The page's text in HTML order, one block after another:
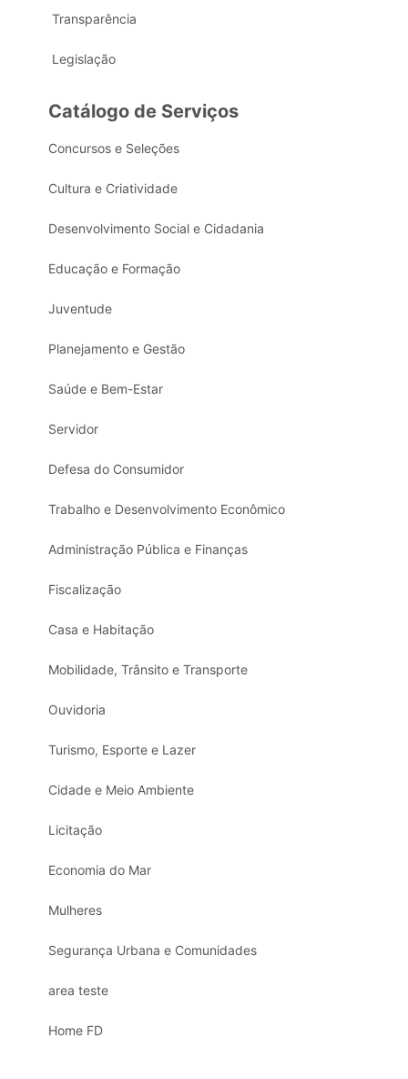
Transparência
Legislação
Catálogo de Serviços
Concursos e Seleções
Cultura e Criatividade
Desenvolvimento Social e Cidadania
Educação e Formação
Juventude
Planejamento e Gestão
Saúde e Bem-Estar
Servidor
Defesa do Consumidor
Trabalho e Desenvolvimento Econômico
Administração Pública e Finanças
Fiscalização
Casa e Habitação
Mobilidade, Trânsito e Transporte
Ouvidoria
Turismo, Esporte e Lazer
Cidade e Meio Ambiente
Licitação
Economia do Mar
Mulheres
Segurança Urbana e Comunidades
area teste
Home FD